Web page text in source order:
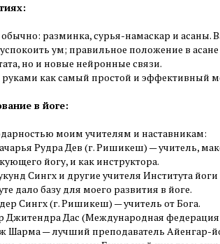
обычно: разминка, сурья-намаскар и асаны.
ум; правильное положение в
но и новые нейронные связи.
как самый простой и эффективный
в йоге:
моим учителям и наставникам:
Рудра Дев (г. Ришикеш) — учитель,
йогу, и как инструктора.
Сингх и другие учителя Института
дало базу для моего развития в йоге.
Сингх (г. Ришикеш) — учитель от Бога.
Джитендра Дас (Международная
Шарма — лучший преподаватель Айенгар-